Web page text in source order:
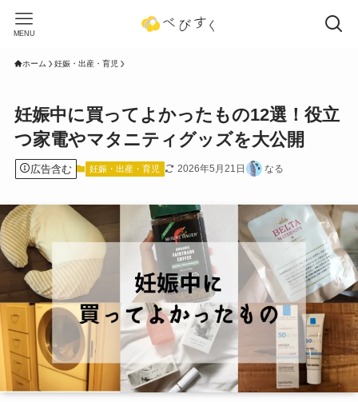
MENU
ホーム 妊娠・出産・育児
妊娠中に買ってよかったもの12選！役立
つ家電やマタニティグッズを大公開
広告含む 妊娠・出産・育児 2026年5月21日 なる